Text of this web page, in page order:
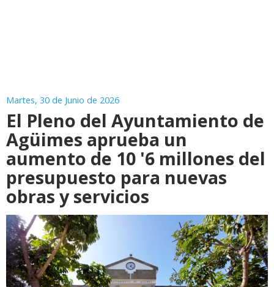
Martes, 30 de Junio de 2026
El Pleno del Ayuntamiento de
Agüimes aprueba un
aumento de 10 '6 millones del
presupuesto para nuevas
obras y servicios